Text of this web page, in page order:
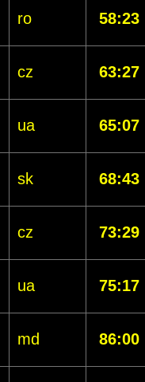
ro 58:23
cz 63:27
ua 65:07
sk 68:43
cz 73:29
ua 75:17
md 86:00